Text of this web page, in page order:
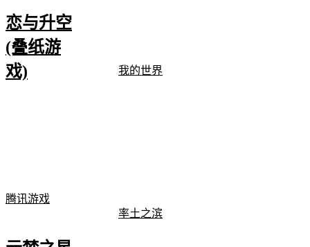
我的世界
率土之滨
恋与升空
(叠纸游
戏)
腾讯游戏